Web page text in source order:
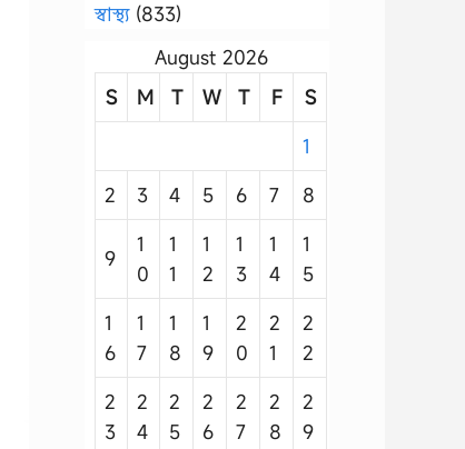
স্বাস্থ্য(833)
August 2026
S
M T W T F
S
1
2
3 4 5 6 7 8
9
1
0
1
1
1
2
1
3
1
4
1
5
1
6
1
7
1
8
1
9
2
0
2
1
2
2
2
3
2
4
2
5
2
6
2
7
2
8
2
9